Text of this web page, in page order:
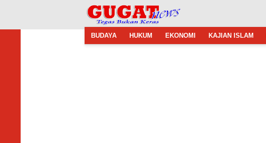
BUDAYA HUKUM EKONOMI KAJIAN ISLAM